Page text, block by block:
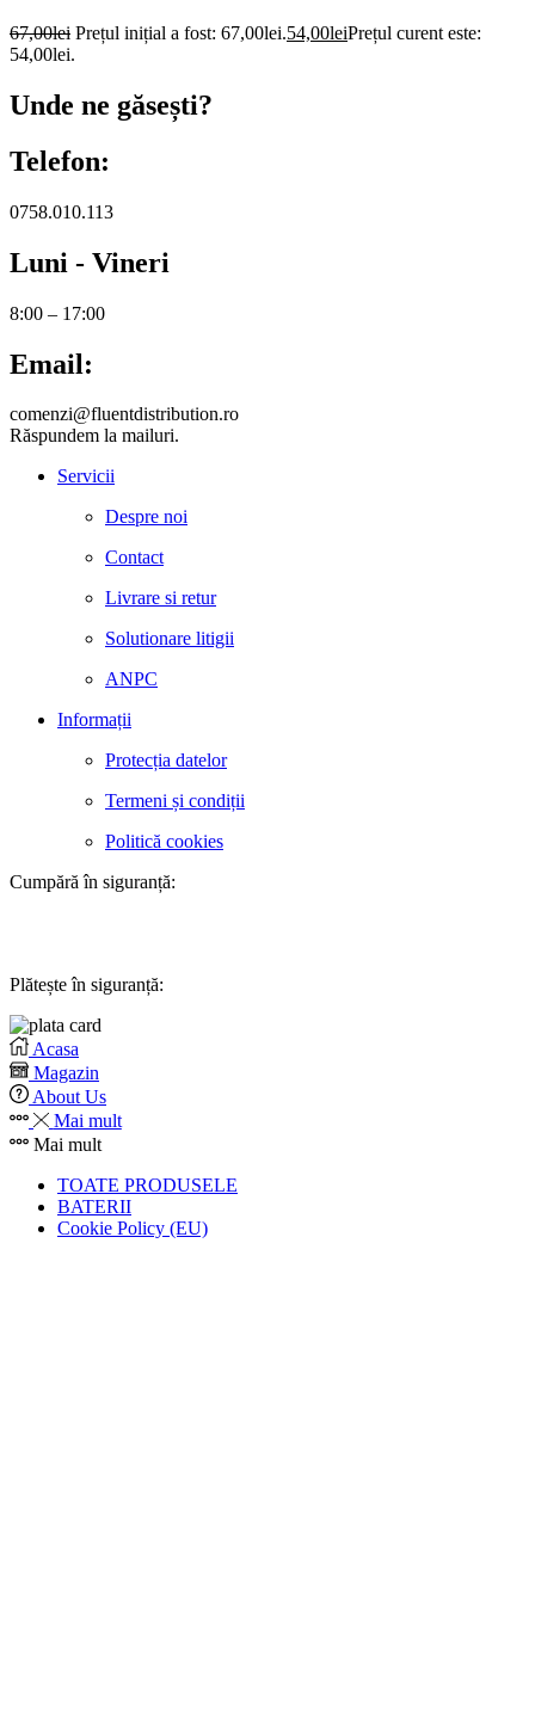
67,00lei Prețul inițial a fost: 67,00lei.54,00leiPrețul curent este:
54,00lei.
Unde ne găsești?
Telefon:
0758.010.113
Luni - Vineri
8:00 – 17:00
Email:
comenzi@fluentdistribution.ro
Răspundem la mailuri.
Servicii
Despre noi
Contact
Livrare si retur
Solutionare litigii
ANPC
Informații
Protecția datelor
Termeni și condiții
Politică cookies
Cumpără în siguranță:
Plătește în siguranță:
Acasa
Magazin
About Us
Mai mult
Mai mult
TOATE PRODUSELE
BATERII
Cookie Policy (EU)